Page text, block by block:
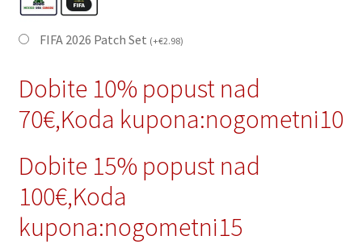
FIFA 2026 Patch Set (+€2.98)
Dobite 10% popust nad
70€,Koda kupona:nogometni10
Dobite 15% popust nad
100€,Koda
kupona:nogometni15